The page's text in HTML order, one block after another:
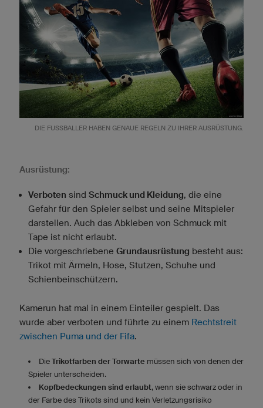
DIE FUSSBALLER HABEN GENAUE REGELN ZU IHRER AUSRÜSTUNG.
Ausrüstung:
Verboten sind Schmuck und Kleidung, die eine
Gefahr für den Spieler selbst und seine Mitspieler
darstellen. Auch das Abkleben von Schmuck mit
Tape ist nicht erlaubt.
Die vorgeschriebene Grundausrüstung besteht aus:
Trikot mit Ärmeln, Hose, Stutzen, Schuhe und
Schienbeinschützern.
Kamerun hat mal in einem Einteiler gespielt. Das
wurde aber verboten und führte zu einem Rechtstreit
zwischen Puma und der Fifa.
Die Trikotfarben der Torwarte müssen sich von denen der
Spieler unterscheiden.
Kopfbedeckungen sind erlaubt, wenn sie schwarz oder in
der Farbe des Trikots sind und kein Verletzungsrisiko